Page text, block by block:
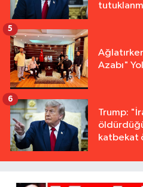
Azabı"
5
Trump:
katbekat
6